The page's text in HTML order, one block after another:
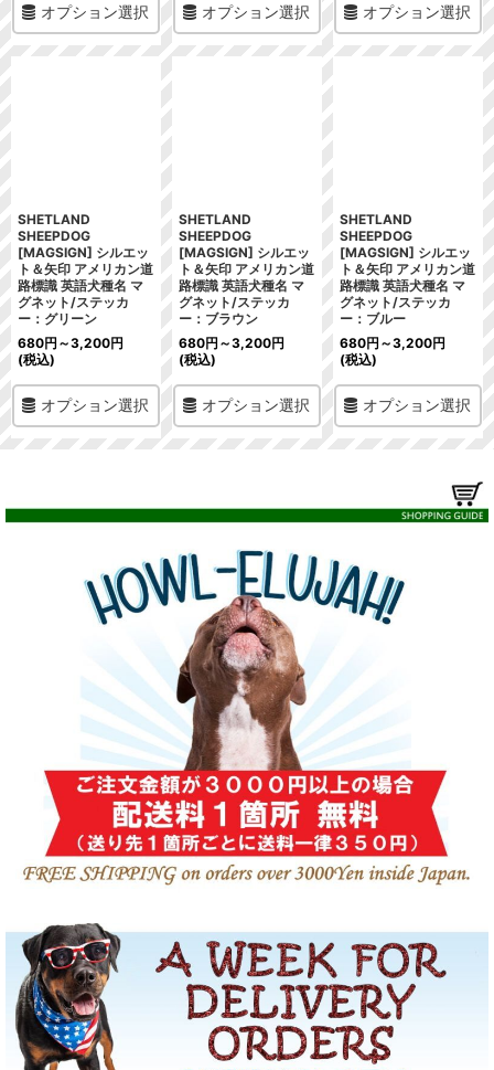
オプション選択 オプション選択 オプション選択
SHETLAND
SHEEPDOG
[MAGSIGN] シルエッ
ト＆矢印 アメリカン道
路標識 英語犬種名 マ
グネット/ステッカ
ー：グリーン
680円 ～3,200円
(税込)
オプション選択
SHETLAND
SHEEPDOG
[MAGSIGN] シルエッ
ト＆矢印 アメリカン道
路標識 英語犬種名 マ
グネット/ステッカ
ー：ブラウン
680円 ～3,200円
(税込)
オプション選択
SHETLAND
SHEEPDOG
[MAGSIGN] シルエッ
ト＆矢印 アメリカン道
路標識 英語犬種名 マ
グネット/ステッカ
ー：ブルー
680円 ～3,200円
(税込)
オプション選択